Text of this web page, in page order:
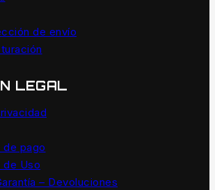
de envío
LEGAL
de pago
de Uso
– Devoluciones